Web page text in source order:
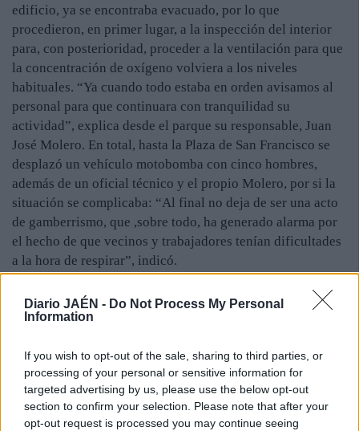
Diario JAÉN - Do Not Process My Personal
Information
If you wish to opt-out of the sale, sharing to third parties, or
processing of your personal or sensitive information for
targeted advertising by us, please use the below opt-out
section to confirm your selection. Please note that after your
opt-out request is processed you may continue seeing
edificio, ya se encontraba evacuado, por lo que
procedieron, en primer lugar, a la inspección del interior
para, con posterioridad, proceder a la ventilación para que
la concentración de oxígeno volviera a los niveles
habituales. “Ya cuando todo estaba en orden avisamos al
personal para que continuara con tranquilidad su
actividad”, explica desde el parque su responsable, Juan
José Molero. En total, hasta la Plaza de San Francisco se
desplazó un vehículo motobomba con cinco hombres,
además de un oficial técnico y el propio Molero, por si la
situación se complicaba: “Al final no deja de ser una acto
de gamberrismo, que ,sobre todo, ha generado alarma por
el hecho de que vecinos y trabajadores tenían dificultades
a la hora de respirar”, indicó.
Entre los afectados por el aerosol se encontraba la mujer
que lo había utilizado. De esta forma, precisó asistencia
detención por parte de los agentes que de inmediato se
desplazaron hasta el lugar.Así lo explicó el concejal de
Seguridad Ciudadana, Juan Sánchez. Tras la denuncia
presentada por la Policía Local, la mujer pasó a